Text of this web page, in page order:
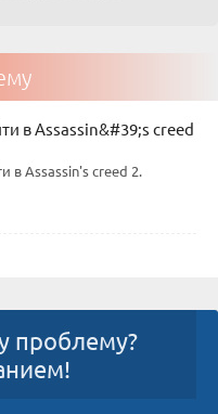
в Assassin&#39;s creed
в Assassin's creed 2.
проблему?